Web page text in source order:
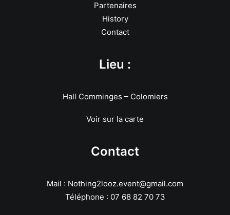
Partenaires
History
Contact
Lieu :
Hall Comminges – Colomiers
Voir sur la carte
Contact
Mail : Nothing2looz.event@gmail.com
Téléphone : 07 68 82 70 73